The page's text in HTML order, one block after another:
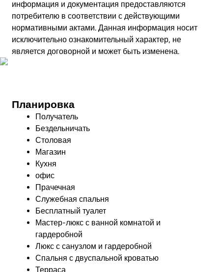
информация и документация предоставляются
потребителю в соответствии с действующими
нормативными актами. Данная информация носит
исключительно ознакомительный характер, не
является договорной и может быть изменена.
Планировка
Получатель
Бездельничать
Столовая
Магазин
Кухня
офис
Прачечная
Служебная спальня
Бесплатный туалет
Мастер-люкс с ванной комнатой и
гардеробной
Люкс с санузлом и гардеробной
Спальня с двуспальной кроватью
Терраса